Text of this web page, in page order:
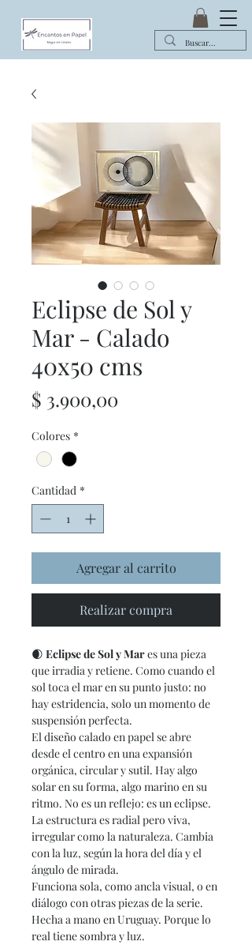
Eclipse de Sol y
Mar - Calado
40x50 cms
$ 3.900,00
Colores *
Cantidad *
Agregar al carrito
Realizar compra
🌒 Eclipse de Sol y Mares una pieza
que irradia y retiene. Como cuando el
sol toca el mar en su punto justo: no
hay estridencia, solo un momento de
suspensión perfecta.
El diseño calado en papel se abre
desde el centro en una expansión
orgánica, circular y sutil. Hay algo
solar en su forma, algo marino en su
ritmo. No es un reflejo: es un eclipse.
La estructura es radial pero viva,
irregular como la naturaleza. Cambia
con la luz, según la hora del día y el
ángulo de mirada.
Funciona sola, como ancla visual, o en
diálogo con otras piezas de la serie.
Hecha a mano en Uruguay. Porque lo
real tiene sombra y luz.